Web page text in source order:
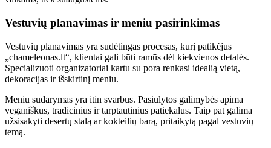
Vestuvių planavimas ir meniu pasirinkimas
Vestuvių planavimas yra sudėtingas procesas, kurį patikėjus
„chameleonas.lt“, klientai gali būti ramūs dėl kiekvienos detalės.
Specializuoti organizatoriai kartu su pora renkasi idealią vietą,
dekoracijas ir išskirtinį meniu.
Meniu sudarymas yra itin svarbus. Pasiūlytos galimybės apima
veganiškus, tradicinius ir tarptautinius patiekalus. Taip pat galima
užsisakyti desertų stalą ar kokteilių barą, pritaikytą pagal vestuvių
temą.